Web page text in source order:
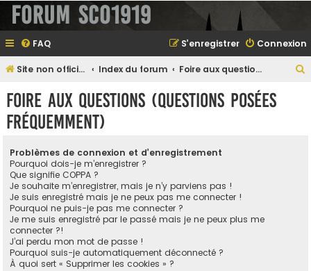
Forum SCO1919
FAQ Connexion
S’enregistrer
Site non officiel sur le SCO d'Angers Index du forum Foire aux questions (Questions posées fréquemment)
Foire aux questions (Questions posées
fréquemment)
Problèmes de connexion et d’enregistrement
Pourquoi dois-je m’enregistrer ?
Que signifie COPPA ?
Je souhaite m’enregistrer, mais je n’y parviens pas !
Je suis enregistré mais je ne peux pas me connecter !
Pourquoi ne puis-je pas me connecter ?
Je me suis enregistré par le passé mais je ne peux plus me
connecter ?!
J’ai perdu mon mot de passe !
Pourquoi suis-je automatiquement déconnecté ?
À quoi sert « Supprimer les cookies » ?